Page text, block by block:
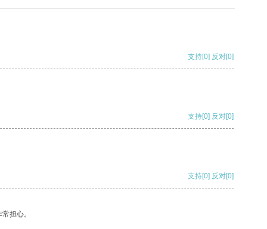
支持[0] 反对[0]
支持[0] 反对[0]
支持[0] 反对[0]
担心。